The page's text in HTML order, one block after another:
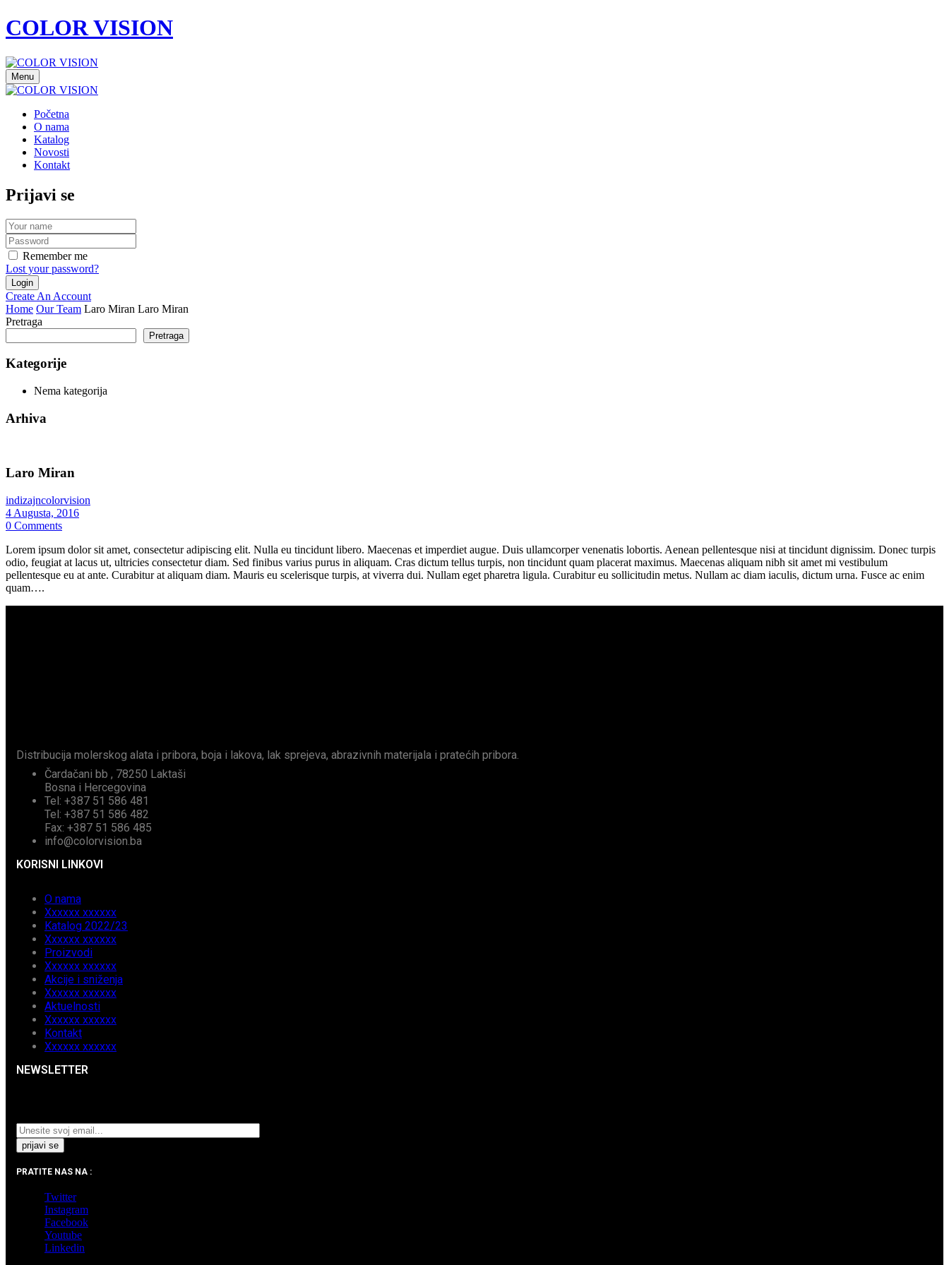
COLOR VISION
Menu
Početna
O nama
Katalog
Novosti
Kontakt
Prijavi se
Remember me
Lost your password?
Create An Account
Home Our Team Laro Miran Laro Miran
Pretraga
Pretraga
Kategorije
Nema kategorija
Arhiva
Laro Miran
indizajncolorvision
4 Augusta, 2016
0 Comments
Lorem ipsum dolor sit amet, consectetur adipiscing elit. Nulla eu tincidunt libero. Maecenas et imperdiet augue. Duis ullamcorper venenatis lobortis. Aenean pellentesque nisi at tincidunt dignissim. Donec turpis
odio, feugiat at lacus ut, ultricies consectetur diam. Sed finibus varius purus in aliquam. Cras dictum tellus turpis, non tincidunt quam placerat maximus. Maecenas aliquam nibh sit amet mi vestibulum
pellentesque eu at ante. Curabitur at aliquam diam. Mauris eu scelerisque turpis, at viverra dui. Nullam eget pharetra ligula. Curabitur eu sollicitudin metus. Nullam ac diam iaculis, dictum urna. Fusce ac enim
quam….
Distribucija molerskog alata i pribora, boja i lakova, lak sprejeva, abrazivnih materijala i pratećih pribora.
Čardačani bb , 78250 Laktaši
Bosna i Hercegovina
Tel: +387 51 586 481
Tel: +387 51 586 482
Fax: +387 51 586 485
info@colorvision.ba
KORISNI LINKOVI
O nama
Xxxxxx xxxxxx
Katalog 2022/23
Xxxxxx xxxxxx
Proizvodi
Xxxxxx xxxxxx
Akcije i sniženja
Xxxxxx xxxxxx
Aktuelnosti
Xxxxxx xxxxxx
Kontakt
Xxxxxx xxxxxx
NEWSLETTER
PRATITE NAS NA :
Twitter
Instagram
Facebook
Youtube
Linkedin